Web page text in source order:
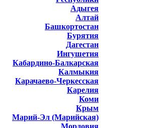
Адыгея
Алтай
Башкортостан
Бурятия
Дагестан
Ингушетия
Кабардино-Балкарская
Калмыкия
Карачаево-Черкесская
Карелия
Коми
Крым
Марий-Эл (Марийская)
Мордовия